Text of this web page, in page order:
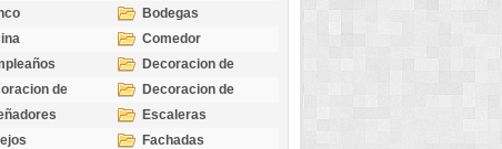
Bodegas
Comedor
Decoracion de
Exteriores
de
Decoracion de
Ocasiones
Escaleras
Fachadas